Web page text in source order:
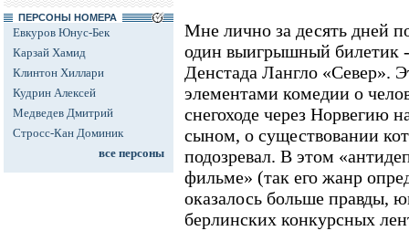
ПЕРСОНЫ НОМЕРА
Евкуров Юнус-Бек
Карзай Хамид
Клинтон Хиллари
Кудрин Алексей
Медведев Дмитрий
Стросс-Кан Доминик
все персоны
Мне лично за десять дней
один выигрышный билетик
Денстада Лангло «Север».
элементами комедии о
снегоходе через Норвегию
сыном, о существовании
подозревал. В этом
фильме» (так его жанр
оказалось больше правды,
берлинских конкурсных